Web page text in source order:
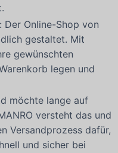
: Der Online-Shop von
gestaltet. Mit
gewünschten
legen und
möchte lange auf
versteht das und
Versandprozess dafür,
und sicher bei